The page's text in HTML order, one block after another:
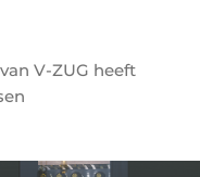
V-ZUG heeft